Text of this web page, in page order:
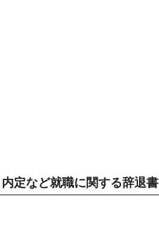
内定など就職に関する辞退書